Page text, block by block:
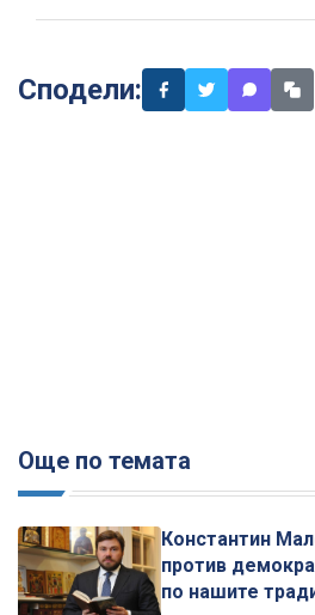
Сподели:
Още по темата
Константин
против
по нашите